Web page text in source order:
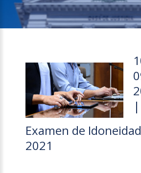
|
Examen de Idoneidad
2021